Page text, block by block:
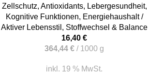
Zellschutz, Antioxidants, Lebergesundheit,
Kognitive Funktionen, Energiehaushalt /
Aktiver Lebensstil , Stoffwechsel & Balance
16,40€
364,44€ / 1000 g
inkl. 19 % MwSt.